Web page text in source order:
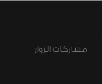
مشاركات الزوار